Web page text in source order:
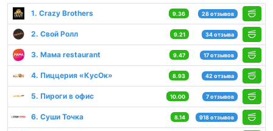
1. Crazy Brothers 9.36 28 отзывов
2. Свой Ролл 9.21 34 отзыва
3. Мама restaurant 9.47 17 отзывов
4. Пиццерия «КусОк» 8.93 42 отзыва
5. Пироги в офис 10.00 7 отзывов
6. Суши Точка 8.14 918 отзывов